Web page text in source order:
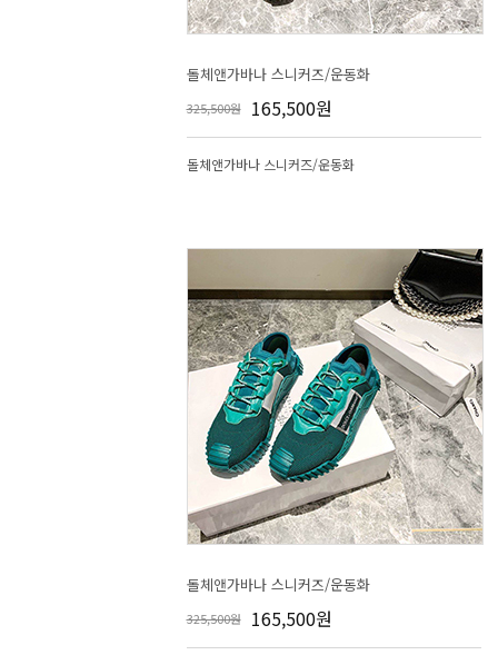
돌체앤가바나 스니커즈/운동화
325,500원 165,500원
돌체앤가바나 스니커즈/운동화
돌체앤가바나 스니커즈/운동화
325,500원 165,500원